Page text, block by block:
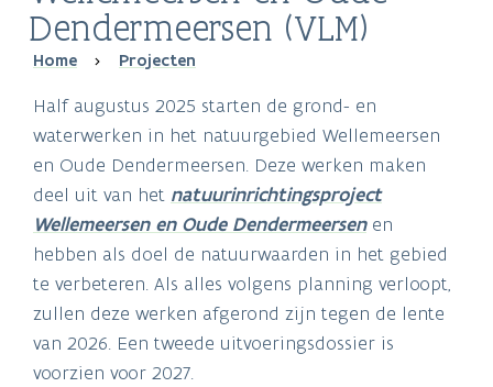
Dendermeersen (VLM)
Breadcrumb
Home Projecten
Half augustus 2025 starten de grond- en
waterwerken in het natuurgebied Wellemeersen
en Oude Dendermeersen. Deze werken maken
deel uit van het natuurinrichtingsproject
Wellemeersen en Oude Dendermeersenen
hebben als doel de natuurwaarden in het gebied
te verbeteren. Als alles volgens planning verloopt,
zullen deze werken afgerond zijn tegen de lente
van 2026. Een tweede uitvoeringsdossier is
voorzien voor 2027.